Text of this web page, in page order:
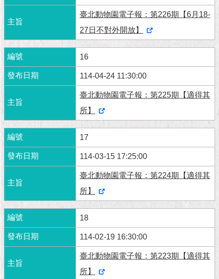
臺北動物園電子報：第226期【6月18-
27日不對外開放】
16
114-04-24 11:30:00
臺北動物園電子報：第225期【適得其
所】
17
114-03-15 17:25:00
臺北動物園電子報：第224期【適得其
所】
18
114-02-19 16:30:00
臺北動物園電子報：第223期【適得其
所】